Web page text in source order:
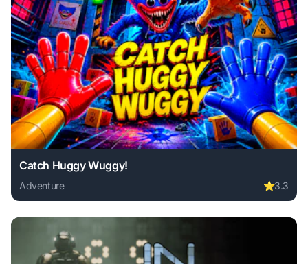
Catch Huggy Wuggy!
Adventure ⭐3.3
Play Catch Huggy Wuggy! online free. adventure game,